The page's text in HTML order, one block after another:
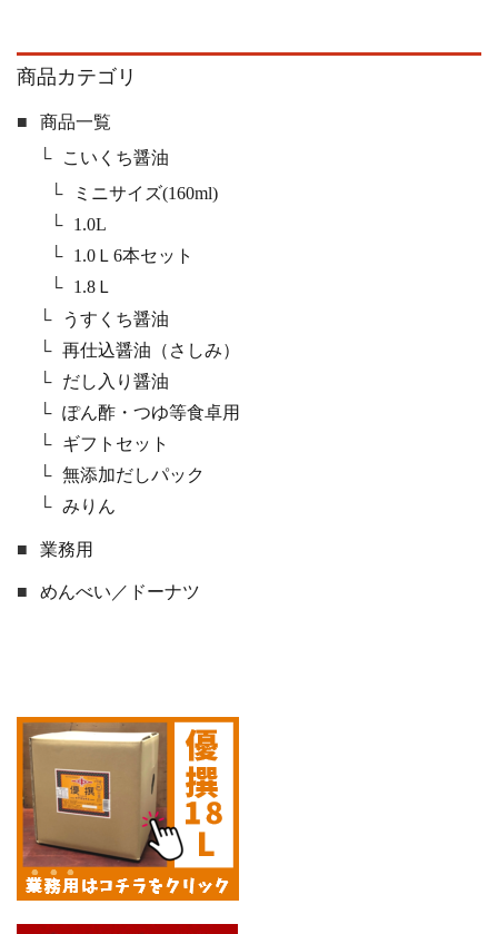
商品カテゴリ
商品一覧
こいくち醤油
ミニサイズ(160ml)
1.0L
1.0Ｌ6本セット
1.8Ｌ
うすくち醤油
再仕込醤油（さしみ）
だし入り醤油
ぽん酢・つゆ等食卓用
ギフトセット
無添加だしパック
みりん
業務用
めんべい／ドーナツ